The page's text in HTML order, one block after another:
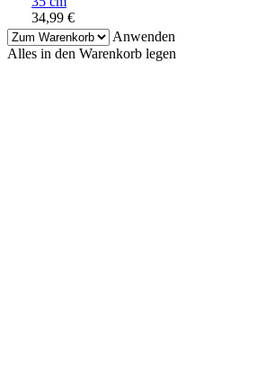
34,99 €
Anwenden
Alles in den Warenkorb legen